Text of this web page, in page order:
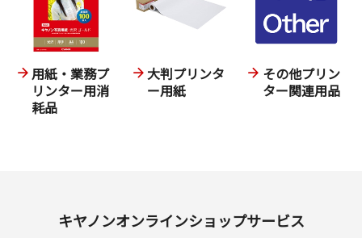
用紙・業務プ
リンター用消
耗品
大判プリンタ
ー用紙
その他プリン
ター関連用品
キヤノンオンラインショップサービス